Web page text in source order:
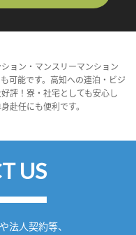
ョン・マンスリーマンション
可能です。高知への連泊・ビジ
評！寮・社宅としても安心し
赴任にも便利です。
US
法人契約等、